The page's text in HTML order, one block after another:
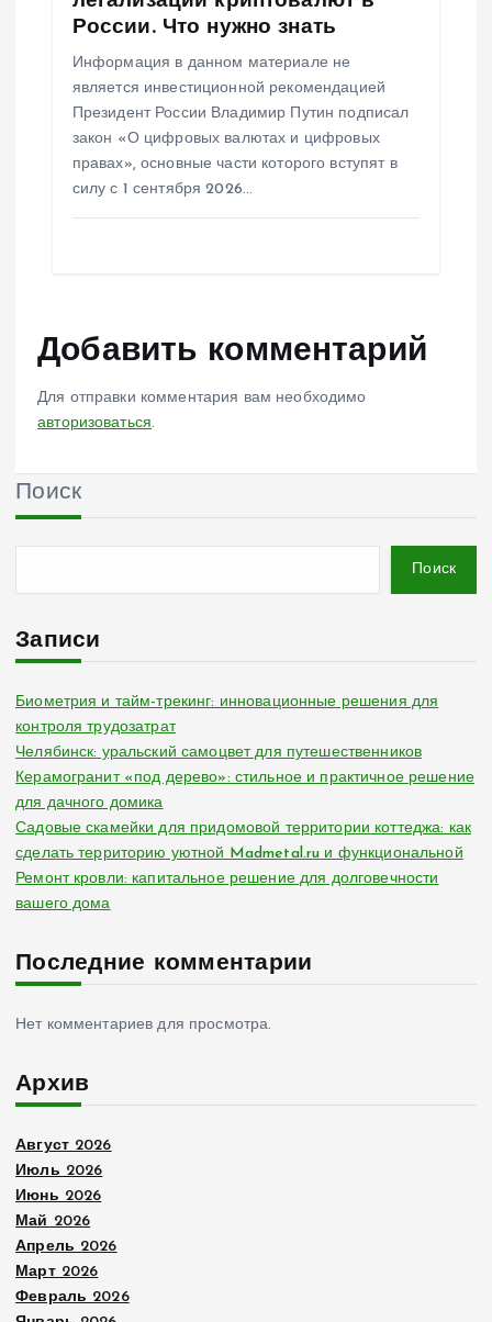
России. Что нужно знать
Информация в данном материале не
является инвестиционной рекомендацией
Президент России Владимир Путин подписал
закон «О цифровых валютах и цифровых
правах», основные части которого вступят в
силу с 1 сентября 2026…
Добавить комментарий
Для отправки комментария вам необходимо
авторизоваться.
Поиск
Поиск
Записи
Биометрия и тайм-трекинг: инновационные решения для
контроля трудозатрат
Челябинск: уральский самоцвет для путешественников
Керамогранит «под дерево»: стильное и практичное решение
для дачного домика
Садовые скамейки для придомовой территории коттеджа: как
сделать территорию уютной Madmetal.ru и функциональной
Ремонт кровли: капитальное решение для долговечности
вашего дома
Последние комментарии
Нет комментариев для просмотра.
Архив
Август 2026
Июль 2026
Июнь 2026
Май 2026
Апрель 2026
Март 2026
Февраль 2026